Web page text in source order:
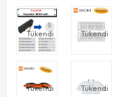
Tükendi Tükendi
Tükendi Tükendi